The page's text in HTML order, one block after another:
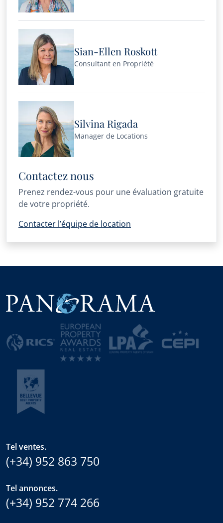
Sian-Ellen Roskott
Consultant en Propriété
Silvina Rigada
Manager de Locations
Contactez nous
Prenez rendez-vous pour une évaluation gratuite
de votre propriété.
Contacter l’équipe de location
Tel ventes.
(+34) 952 863 750
Tel annonces.
(+34) 952 774 266